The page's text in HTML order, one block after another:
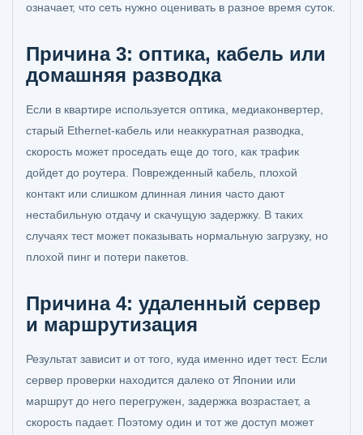
означает, что сеть нужно оценивать в разное время суток.
Причина 3: оптика, кабель или
домашняя разводка
Если в квартире используется оптика, медиаконвертер,
старый Ethernet-кабель или неаккуратная разводка,
скорость может проседать еще до того, как трафик
дойдет до роутера. Поврежденный кабель, плохой
контакт или слишком длинная линия часто дают
нестабильную отдачу и скачущую задержку. В таких
случаях тест может показывать нормальную загрузку, но
плохой пинг и потери пакетов.
Причина 4: удаленный сервер
и маршрутизация
Результат зависит и от того, куда именно идет тест. Если
сервер проверки находится далеко от Японии или
маршрут до него перегружен, задержка возрастает, а
скорость падает. Поэтому один и тот же доступ может